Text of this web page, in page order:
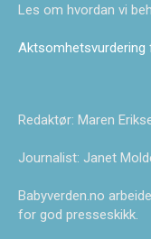
Les om hvordan vi
Aktsomhetsvurdering
Redaktør: Maren
Journalist: Janet
Babyverden.no
for god presseskikk.